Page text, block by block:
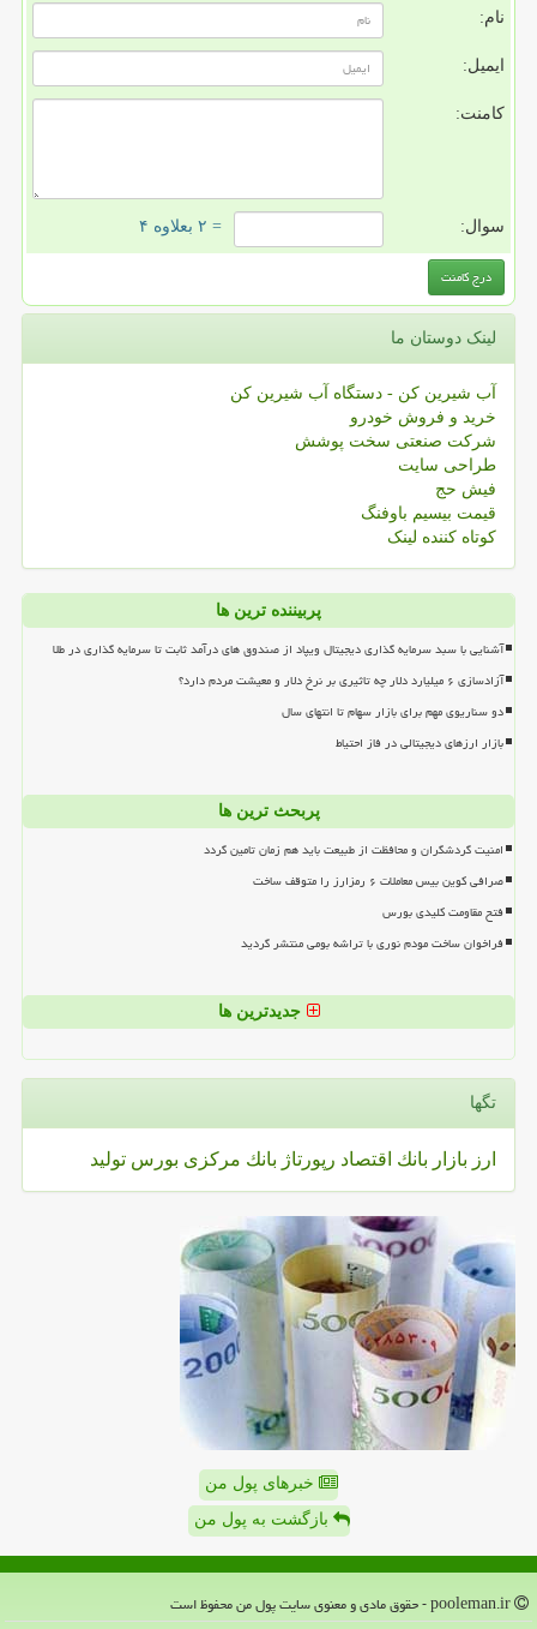
نام:
ایمیل:
کامنت:
سوال: = ۲ بعلاوه ۴
لینک دوستان ما
آب شیرین کن - دستگاه آب شیرین کن
خرید و فروش خودرو
شرکت صنعتی سخت پوشش
طراحی سایت
فیش حج
قیمت بیسیم باوفنگ
کوتاه کننده لینک
پربیننده ترین ها
آشنایی با سبد سرمایه گذاری دیجیتال ویپاد از صندوق های درآمد ثابت تا سرمایه گذاری در طلا
آزادسازی ۶ میلیارد دلار چه تاثیری بر نرخ دلار و معیشت مردم دارد؟
دو سناریوی مهم برای بازار سهام تا انتهای سال
بازار ارزهای دیجیتالی در فاز احتیاط
پربحث ترین ها
امنیت گردشگران و محافظت از طبیعت باید هم زمان تامین گردد
صرافی کوین بیس معاملات ۶ رمزارز را متوقف ساخت
فتح مقاومت کلیدی بورس
فراخوان ساخت مودم نوری با تراشه بومی منتشر گردید
جدیدترین ها
تگها
ارز بازار بانك اقتصاد رپورتاژ بانك مركزی بورس تولید
خبرهای پول من
بازگشت به پول من